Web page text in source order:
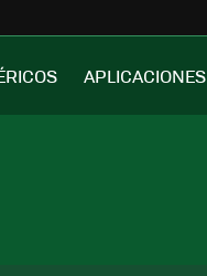
APLICACIONES